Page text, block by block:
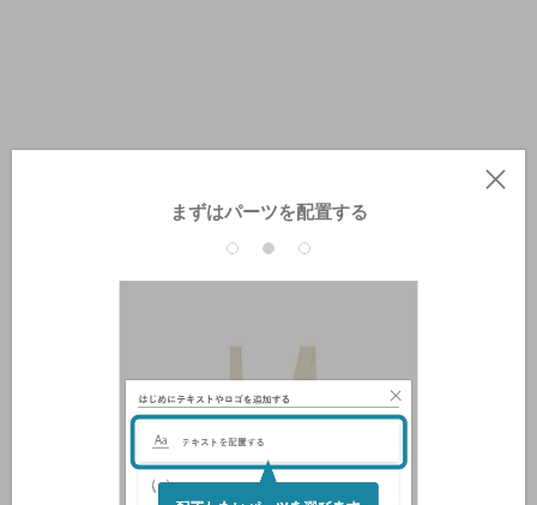
まずはパーツを配置する